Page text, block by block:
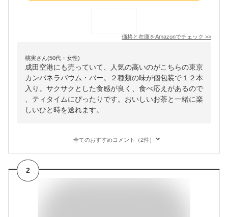
価格と在庫をAmazonでチェック >>
桃実さん(50代・女性)
成田空港にも売っていて、人気の高いのがこちらの東京
カンパネラバウム・バー。２種類の味が個包装で１２本
入り。サクサクとした食感が良く、食べ応えがあるので
、ティタイムにぴったりです。おいしいお茶と一緒に楽
しいひと時を送れます。
全てのおすすめコメント（2件）
2